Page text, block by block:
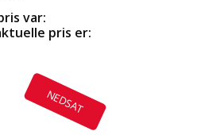
var:
pris er:
NEDSAT